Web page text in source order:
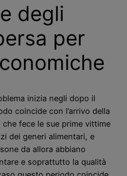
degli
per
inizia negli dopo il
coincide con l’arrivo della
che fece le sue prime vittime
dei generi alimentari, e
da allora abbiano
e soprattutto la qualità